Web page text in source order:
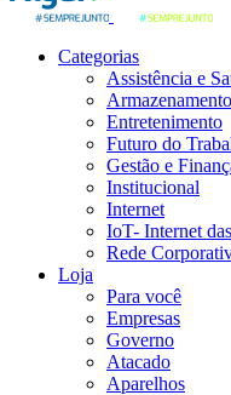
Categorias
Assistência e
Entretenimento
Futuro do
Gestão e
Institucional
Internet
IoT- Internet
Rede
Loja
Para você
Empresas
Governo
Atacado
Aparelhos